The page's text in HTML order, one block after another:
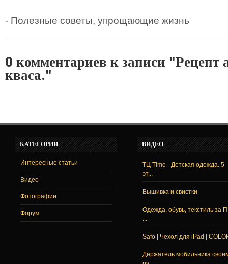
- Полезные советы, упрощающие жизнь
0 комментариев к записи "Рецепт
кваса."
КАТЕГОРИИ
Интересные статьи
Видео
Фотографии
Форум
ВИДЕО
ТЦ Time - Детская одежда. 5
эт...
Вышивка и свистки
Одежда, обувь, текстиль за
...
Safo | Чехол для iPad |
Держатель мобильника